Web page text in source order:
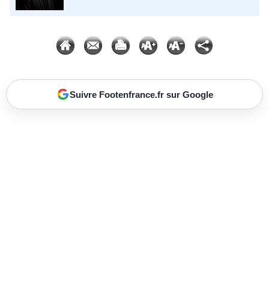
Suivre Footenfrance.fr sur Google